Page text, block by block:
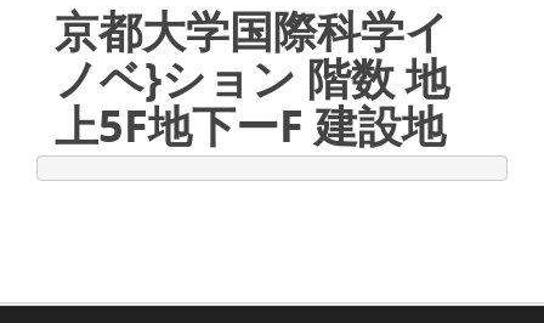
京都大学国際科学イ
ノベ}ション 階数 地
上5F地下ーF 建設地